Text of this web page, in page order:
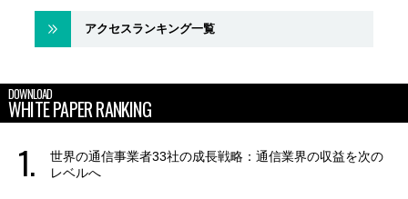
アクセスランキング一覧
DOWNLOAD
WHITE PAPER RANKING
世界の通信事業者33社の成長戦略：通信業界の収益を次の
レベルへ